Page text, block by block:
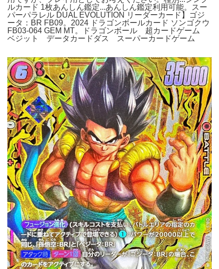
ルカード 1枚あんしん鑑定...あんしん鑑定利用可能。スー
パーパラレル DUAL EVOLUTION リーダーカード】ゴジ
ータ：BR FB09。2024 ドラゴンボールカード ソンゴクウ
FB03-064 GEM MT。ドラゴンボール 超カードゲーム
ベジット データカードダス スーパーカードゲーム